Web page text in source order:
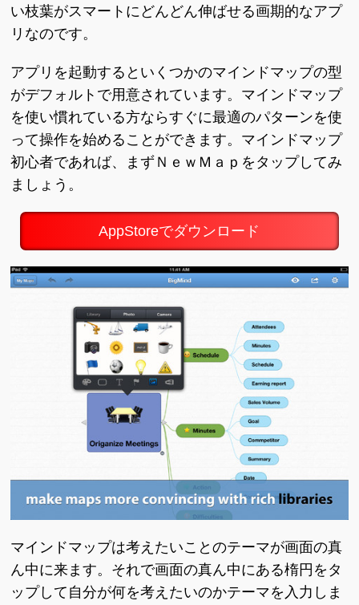
い枝葉がスマートにどんどん伸ばせる画期的なアプ
リなのです。
アプリを起動するといくつかのマインドマップの型
がデフォルトで用意されています。マインドマップ
を使い慣れている方ならすぐに最適のパターンを使
って操作を始めることができます。マインドマップ
初心者であれば、まずＮｅｗＭａｐをタップしてみ
ましょう。
AppStoreでダウンロード
マインドマップは考えたいことのテーマが画面の真
ん中に来ます。それで画面の真ん中にある楕円をタ
ップして自分が何を考えたいのかテーマを入力しま